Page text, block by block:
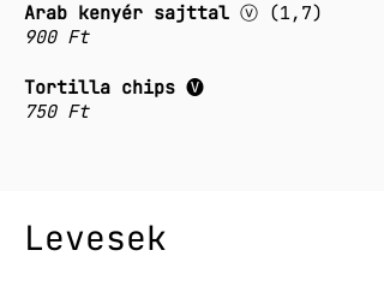
Arab kenyér sajttal ⓥ (1,7)
900 Ft
Tortilla chips 🅥
750 Ft
Levesek